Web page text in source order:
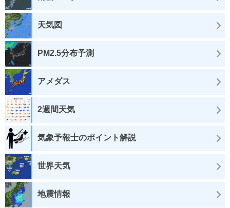
天気図
PM2.5分布予測
アメダス
2週間天気
気象予報士のポイント解説
世界天気
地震情報